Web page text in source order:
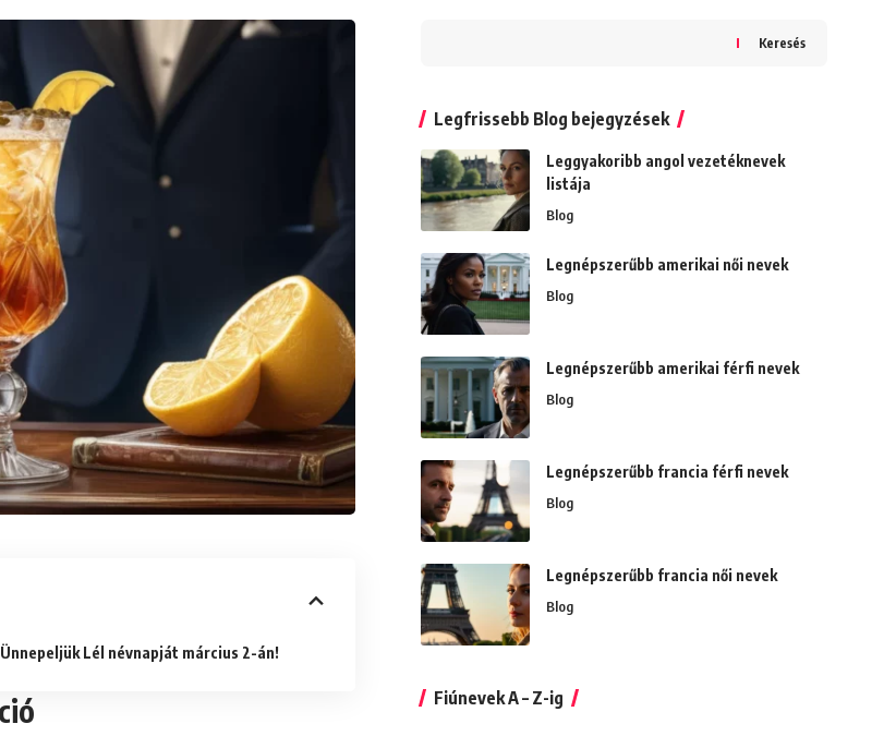
Ünnepeljük Lél névnapját március 2-án!
Keresés
Legfrissebb Blog bejegyzések
Leggyakoribb angol vezetéknevek
listája
Blog
Legnépszerűbb amerikai női nevek
Blog
Legnépszerűbb amerikai férfi nevek
Blog
Legnépszerűbb francia férfi nevek
Blog
Legnépszerűbb francia női nevek
Blog
Fiúnevek A – Z-ig